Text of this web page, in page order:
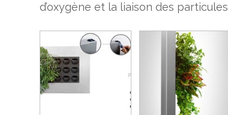
d’oxygène et la liaison des particules